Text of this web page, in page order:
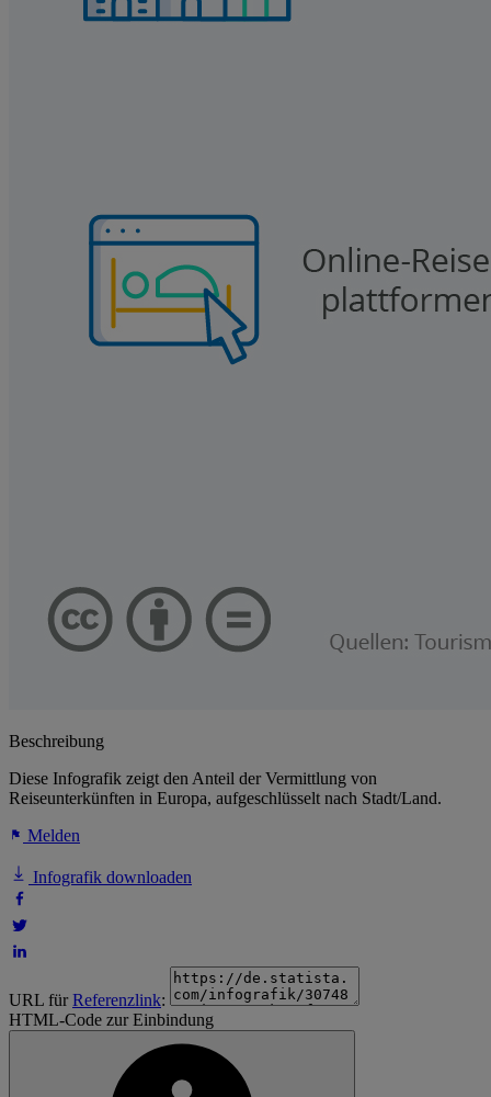
Beschreibung
Diese Infografik zeigt den Anteil der Vermittlung von
Reiseunterkünften in Europa, aufgeschlüsselt nach Stadt/Land.
Melden
Infografik downloaden
URL fürReferenzlink:
HTML-Code zur Einbindung